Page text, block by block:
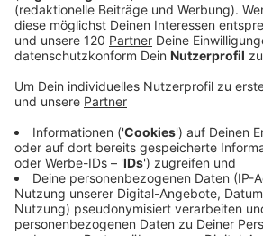
husten, jucken sich jedes Jahr
und manche durch das ganze
Hausstaub, Tierhaare, Wespen,
andere Auslöser. Sie alle können
Doch woher kommen Allergien
erkenne ich sie und vor allem:
Gast: Wolfram Hötzenecker -
Allergologe, Leiter der Abteilung
Dermatologie und Venerologie
Universitätsklinikum Linz